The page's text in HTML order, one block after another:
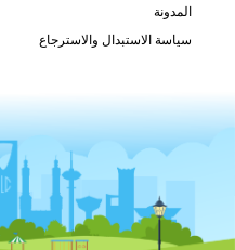
طلب السعرالمدونة
سياسة الاستبدال والاسترجاع